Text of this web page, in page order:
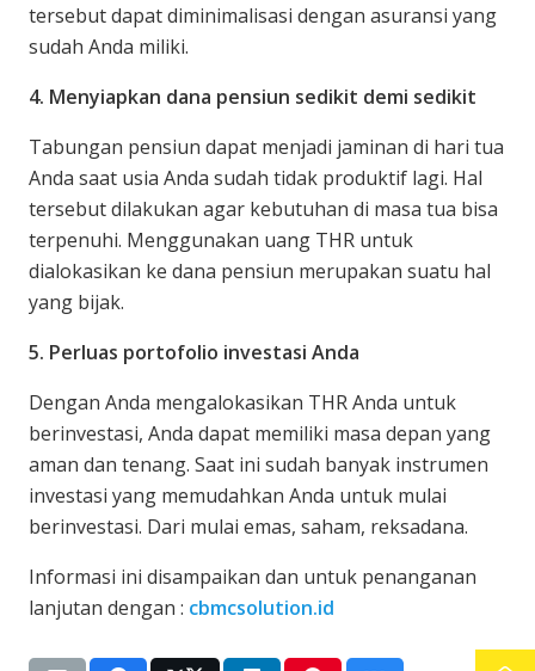
tersebut dapat diminimalisasi dengan asuransi yang
sudah Anda miliki.
4. Menyiapkan dana pensiun sedikit demi sedikit
Tabungan pensiun dapat menjadi jaminan di hari tua
Anda saat usia Anda sudah tidak produktif lagi. Hal
tersebut dilakukan agar kebutuhan di masa tua bisa
terpenuhi. Menggunakan uang THR untuk
dialokasikan ke dana pensiun merupakan suatu hal
yang bijak.
5. Perluas portofolio investasi Anda
Dengan Anda mengalokasikan THR Anda untuk
berinvestasi, Anda dapat memiliki masa depan yang
aman dan tenang. Saat ini sudah banyak instrumen
investasi yang memudahkan Anda untuk mulai
berinvestasi. Dari mulai emas, saham, reksadana.
Informasi ini disampaikan dan untuk penanganan
lanjutan dengan : cbmcsolution.id